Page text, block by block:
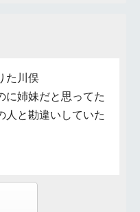
た川俣
に姉妹だと思ってた
人と勘違いしていた